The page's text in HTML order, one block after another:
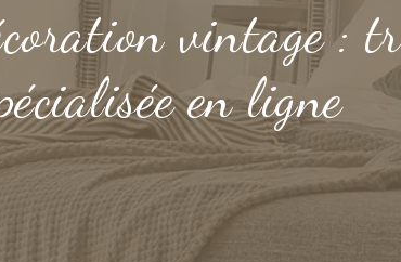
vintage :
en ligne